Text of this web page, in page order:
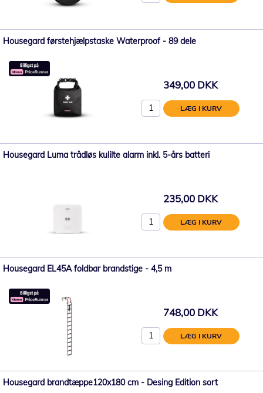
Housegard førstehjælpstaske Waterproof - 89 dele
349,00 DKK
LÆG I KURV
Housegard Luma trådløs kulilte alarm inkl. 5-års batteri
235,00 DKK
LÆG I KURV
Housegard EL45A foldbar brandstige - 4,5 m
748,00 DKK
LÆG I KURV
Housegard brandtæppe120x180 cm - Desing Edition sort